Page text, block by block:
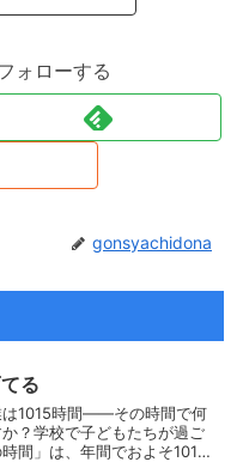
ォローする
gonsyachidona
る
は1015時間――その時間で何
？学校で子どもたちが過ご
間」は、年間でおよそ1015